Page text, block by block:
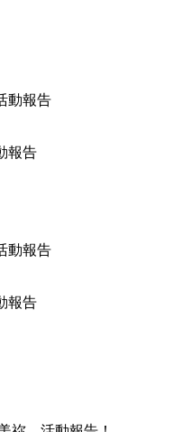
報告
報告